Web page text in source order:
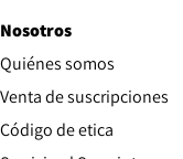
Nosotros
Quiénes somos
Venta de suscripciones
Código de etica Opens